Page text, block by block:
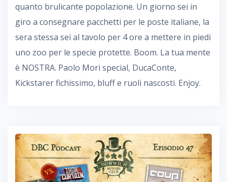
quanto brulicante popolazione. Un giorno sei in
giro a consegnare pacchetti per le poste italiane, la
sera stessa sei al tavolo per 4 ore a mettere in piedi
uno zoo per le specie protette. Boom. La tua mente
è NOSTRA. Paolo Mori special, DucaConte,
Kickstarer fichissimo, bluff e ruoli nascosti. Enjoy.